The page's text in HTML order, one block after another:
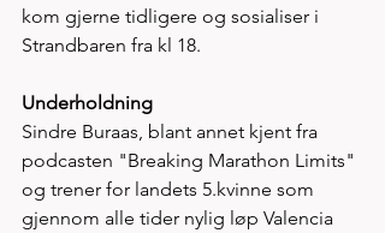
kom gjerne tidligere og sosialiser i
Strandbaren fra kl 18.
Underholdning
Sindre​ Buraas, blant annet kjent fra
podcasten "Breaking Marathon Limits"
og trener for landets 5.kvinne som
gjennom alle tider nylig løp Valencia